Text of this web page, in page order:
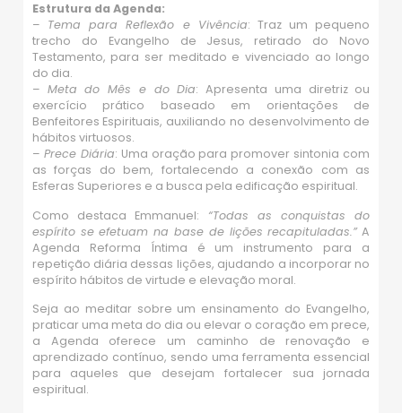
Estrutura da Agenda:
– Tema para Reflexão e Vivência: Traz um pequeno
trecho do Evangelho de Jesus, retirado do Novo
Testamento, para ser meditado e vivenciado ao longo
do dia.
– Meta do Mês e do Dia: Apresenta uma diretriz ou
exercício prático baseado em orientações de
Benfeitores Espirituais, auxiliando no desenvolvimento de
hábitos virtuosos.
– Prece Diária: Uma oração para promover sintonia com
as forças do bem, fortalecendo a conexão com as
Esferas Superiores e a busca pela edificação espiritual.
Como destaca Emmanuel: “Todas as conquistas do
espírito se efetuam na base de lições recapituladas.”A
Agenda Reforma Íntima é um instrumento para a
repetição diária dessas lições, ajudando a incorporar no
espírito hábitos de virtude e elevação moral.
Seja ao meditar sobre um ensinamento do Evangelho,
praticar uma meta do dia ou elevar o coração em prece,
a Agenda oferece um caminho de renovação e
aprendizado contínuo, sendo uma ferramenta essencial
para aqueles que desejam fortalecer sua jornada
espiritual.